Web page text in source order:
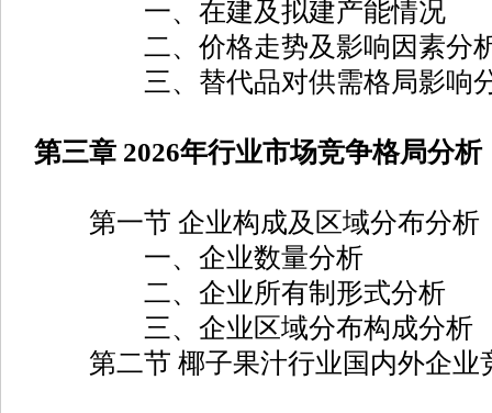
一、在建及拟建产能情况
二、价格走势及影响因素分
三、替代品对供需格局影响
第三章 2026年行业市场竞争格局分析
第一节 企业构成及区域分布分析
一、企业数量分析
二、企业所有制形式分析
三、企业区域分布构成分析
第二节 椰子果汁行业国内外企业